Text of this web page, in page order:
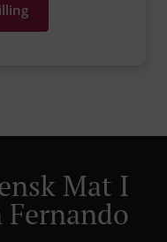
Mat I
Fernando